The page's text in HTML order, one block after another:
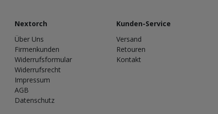
Nextorch
Über Uns
Firmenkunden
Widerrufsformular
Widerrufsrecht
Impressum
AGB
Datenschutz
Kunden-Service
Versand
Retouren
Kontakt